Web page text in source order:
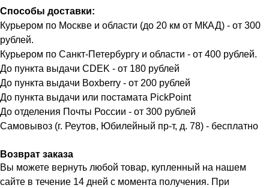
Способы доставки:
Курьером по Москве и области (до 20 км от МКАД) - от 300
рублей.
Курьером по Санкт-Петербургу и области - от 400 рублей.
До пункта выдачи CDEK - от 180 рублей
До пункта выдачи Boxberry - от 200 рублей
До пункта выдачи или постамата PickPoint
До отделения Почты России - от 300 рублей
Самовывоз (г. Реутов, Юбилейный пр-т, д. 78) - бесплатно
Возврат заказа
Вы можете вернуть любой товар, купленный на нашем
сайте в течение 14 дней с момента получения. При